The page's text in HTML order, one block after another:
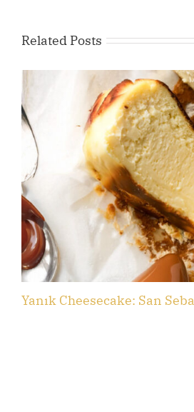
Related Posts
Yanık Cheesecake: San